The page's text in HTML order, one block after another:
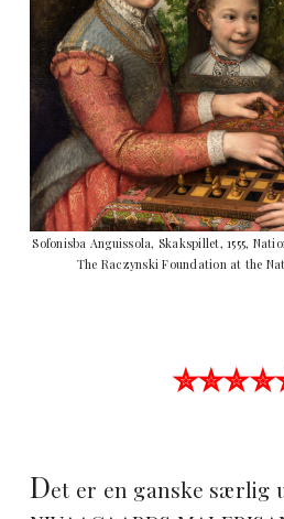
Sofonisba Anguissola, Skakspillet, 1555,
The Raczynski Foundation at the
Det er en ganske særlig